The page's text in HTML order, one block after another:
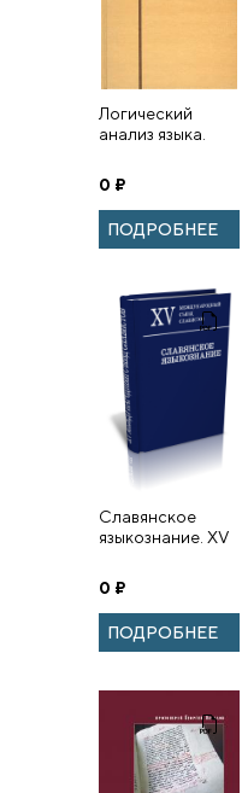
Логический
анализ языка.
негация
0 ₽
ПОДРОБНЕЕ
Славянское
языкознание. XV
съезд славистов.
Минск, 21-27
августа 2013 г.
Доклады росси...
0 ₽
ПОДРОБНЕЕ